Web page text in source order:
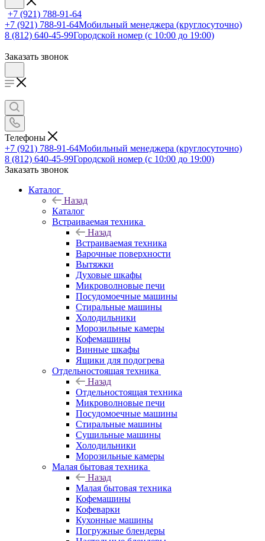
+7 (921) 788-91-64
+7 (921) 788-91-64Мобильный менеджера (круглосуточно)
8 (812) 640-45-99Городской номер (с 10:00 до 19:00)
Заказать звонок
Телефоны
+7 (921) 788-91-64Мобильный менеджера (круглосуточно)
8 (812) 640-45-99Городской номер (с 10:00 до 19:00)
Заказать звонок
Каталог
Назад
Каталог
Встраиваемая техника
Назад
Встраиваемая техника
Варочные поверхности
Вытяжки
Духовые шкафы
Микроволновые печи
Посудомоечные машины
Стиральные машины
Холодильники
Морозильные камеры
Кофемашины
Винные шкафы
Ящики для подогрева
Отдельностоящая техника
Назад
Отдельностоящая техника
Микроволновые печи
Посудомоечные машины
Стиральные машины
Сушильные машины
Холодильники
Морозильные камеры
Малая бытовая техника
Назад
Малая бытовая техника
Кофемашины
Кофеварки
Кухонные машины
Погружные блендеры